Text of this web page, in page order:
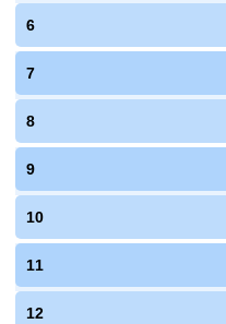
6
7
8
9
10
11
12